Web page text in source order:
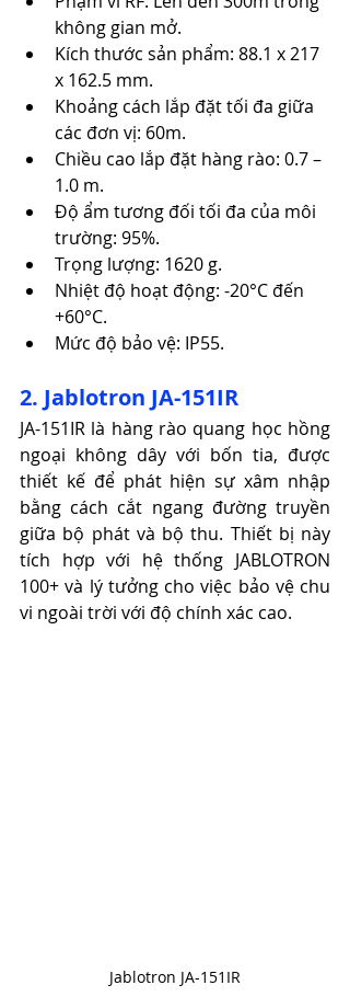
không gian mở. ​
Kích thước sản phẩm: 88.1 x 217
x 162.5 mm.
Khoảng cách lắp đặt tối đa giữa
các đơn vị: 60m. ​
Chiều cao lắp đặt hàng rào: 0.7 –
1.0 m. ​
Độ ẩm tương đối tối đa của môi
trường: 95%. ​
Trọng lượng: 1620 g.
Nhiệt độ hoạt động: -20°C đến
+60°C. ​
Mức độ bảo vệ: IP55. ​
2. Jablotron JA-151IR
JA-151IR là hàng rào quang học hồng
ngoại không dây với bốn tia, được
thiết kế để phát hiện sự xâm nhập
bằng cách cắt ngang đường truyền
giữa bộ phát và bộ thu. Thiết bị này
tích hợp với hệ thống JABLOTRON
100+ và lý tưởng cho việc bảo vệ chu
vi ngoài trời với độ chính xác cao. ​
Jablotron JA-151IR